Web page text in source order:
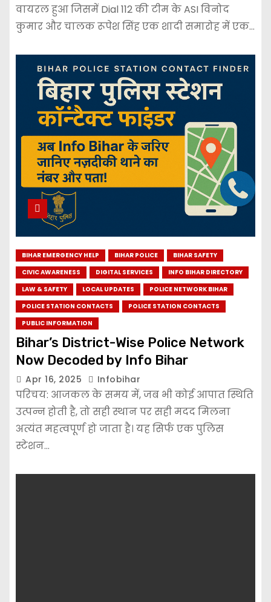
वायरल हुआ जिसमें Dial 112 की टीम के ASI विनोद
कुमार और चालक रूपेश सिंह एक शादी समारोह में एक…
BIHAR EMERGENCY HELP BIHAR POLICE
BIHAR SAFETY
CIVIC AWARENESS
DIGITAL SERVICES
INFO BIHAR DIRECTORY
LAW & SAFETY
LOCAL UPDATES
POLICE NETWORK BIHAR
POLICE STATION CONTACTS
POLICE STATION CONTACTS
PUBLIC INFORMATION
Bihar’s District-Wise Police Network
Now Decoded by Info Bihar
Apr 16, 2025 Infobihar
परिचय: आजकल के समय में, जब भी कोई आपात स्थिति
उत्पन्न होती है, तो सही स्थान पर सही मदद मिलना
अत्यंत महत्वपूर्ण हो जाता है। यह सिर्फ एक पुलिस
स्टेशन…